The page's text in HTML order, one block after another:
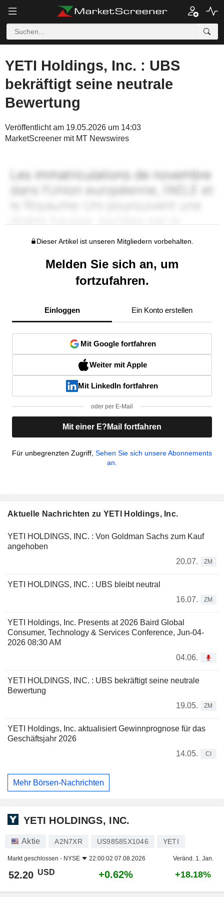
YETI Holdings, Inc. : UBS
bekräftigt seine neutrale
Bewertung
Veröffentlicht am 19.05.2026 um 14:03
MarketScreener mit MT Newswires
Dieser Artikel ist unseren Mitgliedern vorbehalten.
Melden Sie sich an, um
fortzufahren.
Einloggen Ein Konto erstellen
Mit Google fortfahren
Weiter mit Apple
Mit LinkedIn fortfahren
oder per E-Mail
Mit einer E?Mail fortfahren
Für unbegrenzten Zugriff, Sehen Sie sich unsere Abonnements
an.
Aktuelle Nachrichten zu YETI Holdings, Inc.
YETI HOLDINGS, INC. : Von Goldman Sachs zum Kauf
angehoben
20.07.
ZM
YETI HOLDINGS, INC. : UBS bleibt neutral
16.07.
ZM
YETI Holdings, Inc. Presents at 2026 Baird Global
Consumer, Technology & Services Conference, Jun-04-
2026 08:30 AM
04.06.
YETI HOLDINGS, INC. : UBS bekräftigt seine neutrale
Bewertung
19.05.
ZM
YETI Holdings, Inc. aktualisiert Gewinnprognose für das
Geschäftsjahr 2026
14.05.
CI
Mehr Börsen-Nachrichten
YETI HOLDINGS, INC.
Aktie A2N7XR US98585X1046 YETI
Markt geschlossen - NYSE 22:00:02 07.08.2026 Veränd. 1. Jan.
52.20 USD +0.62% +18.18%